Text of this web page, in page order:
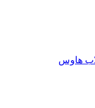
هاوس